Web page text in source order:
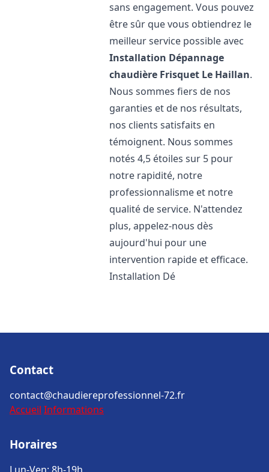
sans engagement. Vous pouvez
être sûr que vous obtiendrez le
meilleur service possible avec
Installation Dépannage
chaudière Frisquet Le Haillan.
Nous sommes fiers de nos
garanties et de nos résultats,
nos clients satisfaits en
témoignent. Nous sommes
notés 4,5 étoiles sur 5 pour
notre rapidité, notre
professionnalisme et notre
qualité de service. N'attendez
plus, appelez-nous dès
aujourd'hui pour une
intervention rapide et efficace.
Installation Dé
Contact
contact@chaudiereprofessionnel-72.fr
Accueil Informations
Horaires